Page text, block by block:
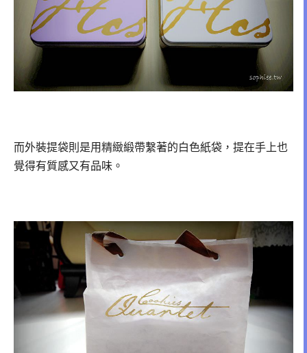
而外裝提袋則是用精緻緞帶繫著的白色紙袋，提在手上也
覺得有質感又有品味。